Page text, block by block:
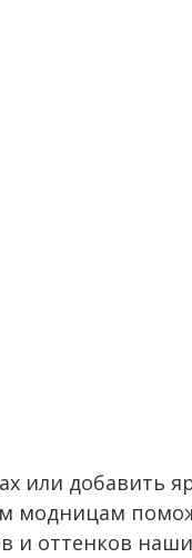
или добавить
модницам
и оттенков